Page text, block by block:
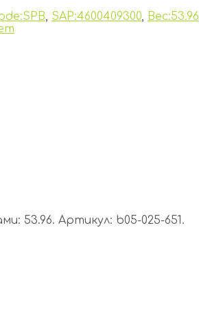
, SAP:4600409300, Вес:53.96
53.96. Артикул: b05-025-651.